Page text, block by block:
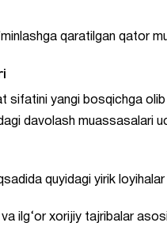
qaratilgan qator
sifatini yangi bosqichga
davolash muassasalari
quyidagi yirik
ilg‘or xorijiy tajribalar